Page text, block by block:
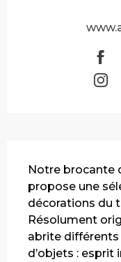
Notre brocante
propose une
décorations du
Résolument
abrite
d’objets : esprit